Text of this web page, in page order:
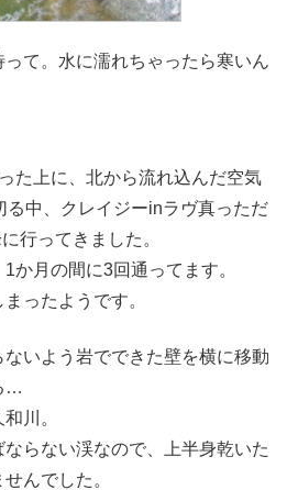
て。水に濡れちゃったら寒いん
た上に、北から流れ込んだ空気
る中、クレイジーinラヴ真っただ
行ってきました。
か月の間に3回通ってます。
ったようです。
いよう岩でできた壁を横に移動
…
川。
らない渓なので、上半身乾いた
んでした。